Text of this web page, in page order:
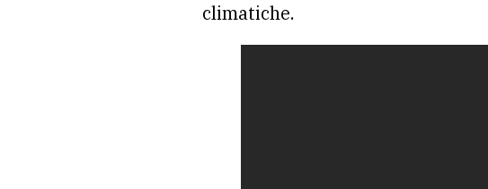
climatiche.